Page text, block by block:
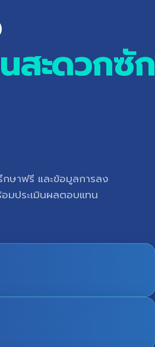
สะดวกซัก
ษาฟรี และข้อมูลการลง
มประเมินผลตอบแทน